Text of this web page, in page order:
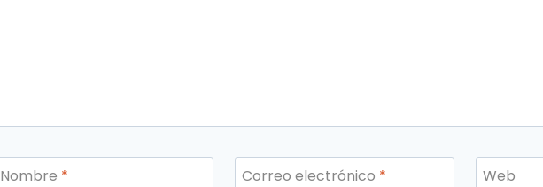
Nombre * Correo electrónico * Web